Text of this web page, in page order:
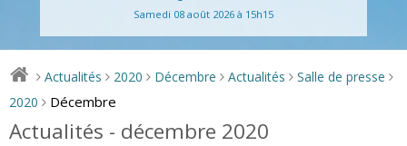
Samedi 08 août 2026 à 15h15
> Actualités > 2020 > Décembre > Actualités > Salle de presse >
2020 > Décembre
Actualités - décembre 2020